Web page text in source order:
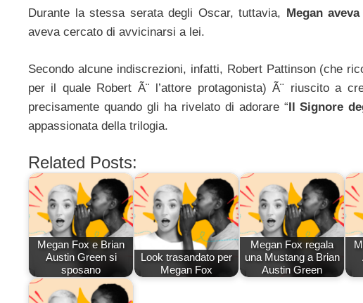
Durante la stessa serata degli Oscar, tuttavia, Megan
aveva cercato di avvicinarsi a lei.
Secondo alcune indiscrezioni, infatti, Robert Pattinson (che
per il quale Robert Ã¨ l’attore protagonista) Ã¨ riuscito a
precisamente quando gli ha rivelato di adorare “Il Signore
appassionata della trilogia.
Related Posts:
Megan Fox e Brian
Austin Green si
sposano
Look trasandato per
Megan Fox
Megan Fox regala
una Mustang a Brian
Austin Green